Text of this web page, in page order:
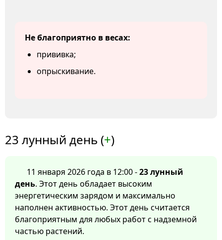
Не благоприятно в весах:
прививка;
опрыскивание.
23 лунный день (+)
11 января 2026 года в 12:00 -23 лунный
день. Этот день обладает высоким
энергетическим зарядом и максимально
наполнен активностью. Этот день считается
благоприятным для любых работ с надземной
частью растений.